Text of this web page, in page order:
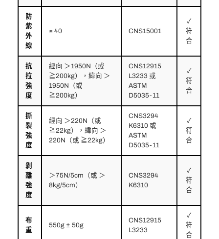
防
紫
外
線
≥ 40 CNS15001
✓
符
合
抗
拉
強
度
經向 ＞1950N（或
≧200kg），緯向 ＞
1950N（或
≧200kg）
CNS12915
L3233 或
ASTM
D5035-11
✓
符
合
撕
裂
強
度
經向 ＞220N（或
≧22kg），緯向 ＞
220N（或 ≧22kg）
CNS3294
K6310 或
ASTM
D5035-11
✓
符
合
剝
離
強
度
＞75N/5cm（或 ＞
8kg/5cm）
CNS3294
K6310
✓
符
合
布
重
550g ± 50g
CNS12915
L3233
✓
符
合